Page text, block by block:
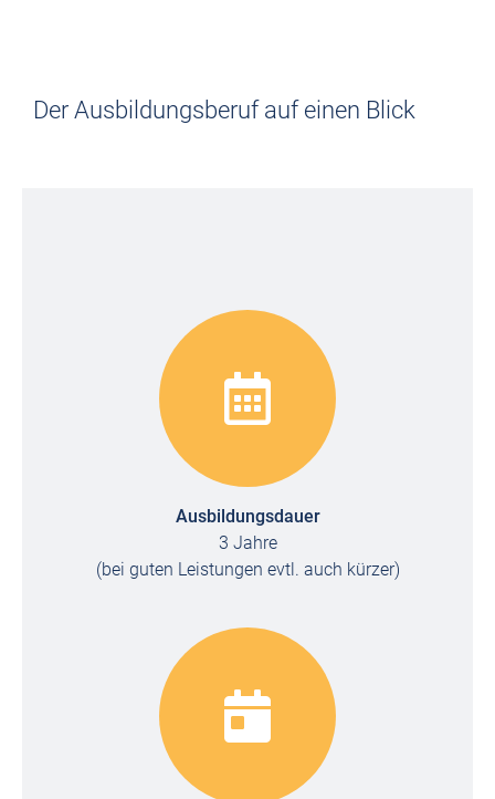
Der Ausbildungsberuf auf einen Blick
Ausbildungsdauer
3 Jahre
(bei guten Leistungen evtl. auch kürzer)